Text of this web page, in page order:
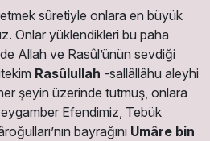
sûretiyle onlara en büyük
Onlar yüklendikleri bu paha
Allah ve Rasûl’ünün sevdiği
Rasûlullah -sallâllâhu aleyhi
şeyin üzerinde tutmuş, onlara
Efendimiz, Tebük
bayrağını Umâre bin